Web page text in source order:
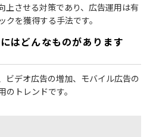
上させる対策であり、広告運用は有
を獲得する手法です。
はどんなものがあります
ビデオ広告の増加、モバイル広告の
トレンドです。